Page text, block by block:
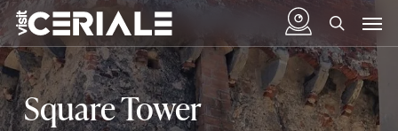
Skip
to
main
content
search
Square Tower